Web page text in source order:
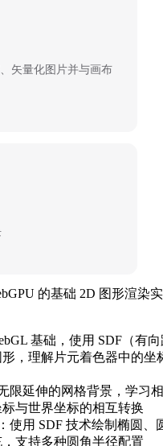
矢量化图片并与画布
的基础 2D 图形渲染实
基础，使用 SDF（有
，理解片元着色器中的坐
限延伸的网格背景，学习相
与世界坐标的相互转换
：使用 SDF 技术绘制椭圆、
支持多种圆角半径配置